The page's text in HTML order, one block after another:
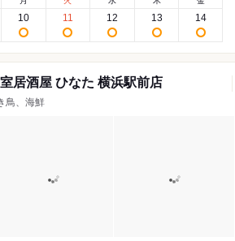
10 11 12 13 14
居酒屋 ひなた 横浜駅前店
鳥、海鮮